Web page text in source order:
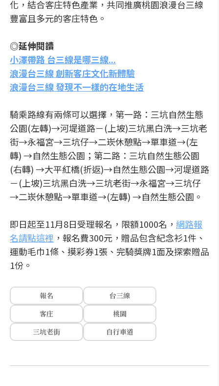
化，結合客庄特色產業，共同推廣桃園浪漫台三線
豐富且多元的客庄特色。
◎延伸閱讀
小澤帶路 台三線是哪三線...
浪漫台三線 創新客庄文化新體驗
浪漫台三線 發現不一樣的在地生活
騎乘路線有兩條可以選擇，第一路：三坑自然生態
公園(左轉)→河堤道路－(上坡)三坑黑白洗→三坑老
街→永福宮→三坑仔→二崁休憩點→單車道→(左
轉) →自然生態公園；第二路：三坑自然生態公園
(右轉) →大平紅橋(折返)→自然生態公園→河堤道路
－(上坡)三坑黑白洗→三坑老街→永福宮→三坑仔
→二崁休憩點→單車道→(左轉) →自然生態公園。
即日起至11月8日受理報名，限額1000名， 網路報
名請點這裡 ，報名費300元，贈品包含紀念衫1件、
運動毛巾1條、摸彩券1張、完騎獎牌1面及探索贈品
1份。
報名
台三線
客庄
桃園
三坑老街
自行車道